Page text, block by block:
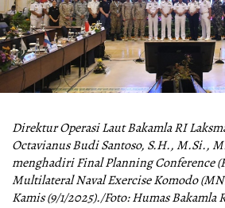
Direktur Operasi Laut Bakamla RI
Octavianus Budi Santoso, S.H., M.Si.,
menghadiri Final Planning Conference
Multilateral Naval Exercise Komodo
Kamis (9/1/2025)./Foto: Humas Bakamla